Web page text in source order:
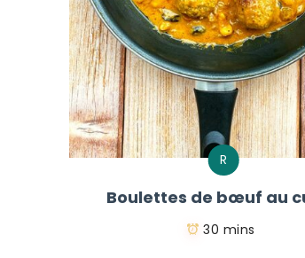
R
Boulettes de bœuf au
30 mins